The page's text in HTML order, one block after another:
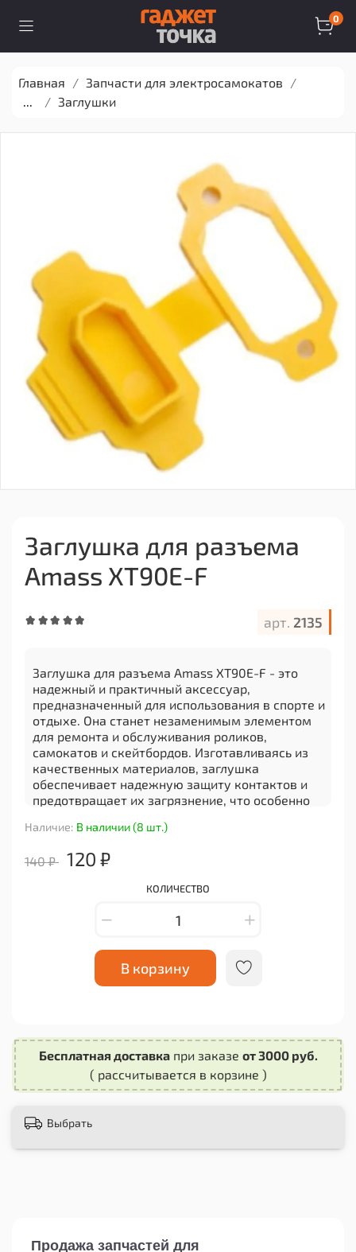
0
Главная
Запчасти для электросамокатов
...
Заглушки
арт. 2135
Наличие: В наличии (8 шт.)
Заглушка для разъема
Amass XT90E-F
140 ₽ 120 ₽
КОЛИЧЕСТВО
В корзину
Заглушка для разъема Amass XT90E-F - это
надежный и практичный аксессуар,
предназначенный для использования в спорте и
отдыхе. Она станет незаменимым элементом
для ремонта и обслуживания роликов,
самокатов и скейтбордов. Изготавливаясь из
качественных материалов, заглушка
обеспечивает надежную защиту контактов и
предотвращает их загрязнение, что особенно
вашего оборудования.
Использование данной заглушки поможет
надежную эксплуатацию в любых условиях.
удобно переносить заглушку и в любой момент
выбор как для профессионалов, так и для
любителей активного отдыха.
случайного отключения. Кроме того, она
позволяет защитить электрические соединения
от влаги и пыли, продлевая их
эксплуатационный срок. Данный продукт
надежность в своем активном образе жизни.
Приобретая этот аксессуар, вы сделаете
самокатов или скейтбордов, данная заглушка
Бесплатная доставкапри заказе от 3000 руб.
( рассчитывается в корзине )
Выбрать
Продажа запчастей для